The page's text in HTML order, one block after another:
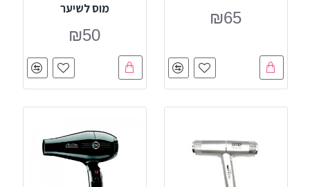
₪65 מוס לשיער
₪50